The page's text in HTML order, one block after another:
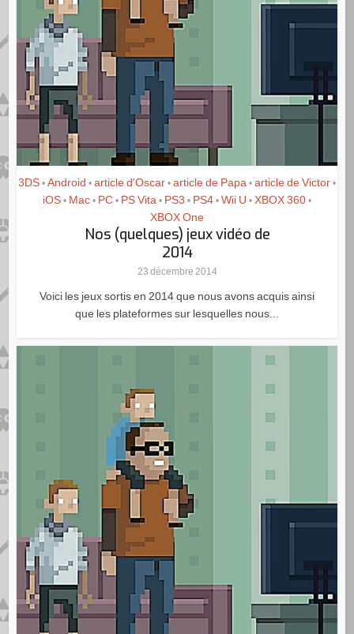
3DS • Android • article d'Oscar • article de Papa • article de Victor •
iOS • Mac • PC • PS Vita • PS3 • PS4 • Wii U • XBOX 360 •
XBOX One
Nos (quelques) jeux vidéo de
2014
23 décembre 2014
Voici les jeux sortis en 2014 que nous avons acquis ainsi
que les plateformes sur lesquelles nous...